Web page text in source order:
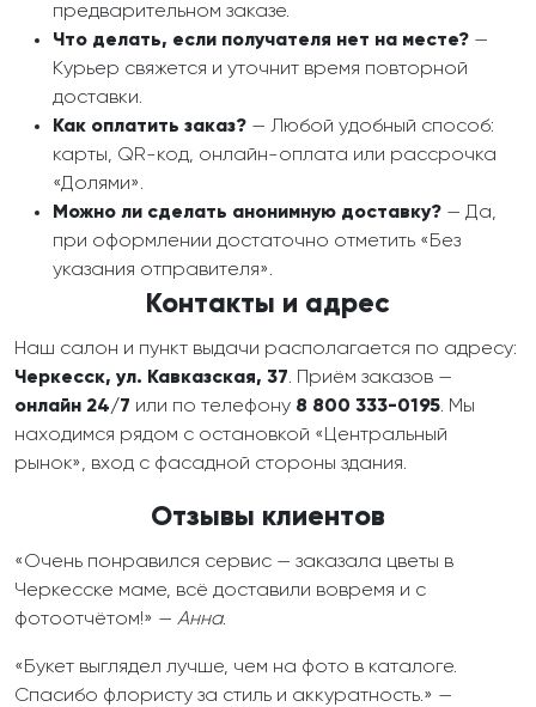
предварительном заказе.
Что делать, если получателя нет на месте? —
Курьер свяжется и уточнит время повторной
доставки.
Как оплатить заказ? — Любой удобный способ:
карты, QR-код, онлайн-оплата или рассрочка
«Долями».
Можно ли сделать анонимную доставку? — Да,
при оформлении достаточно отметить «Без
указания отправителя».
Контакты и адрес
Наш салон и пункт выдачи располагается по адресу:
Черкесск, ул. Кавказская, 37. Приём заказов —
онлайн 24/7 или по телефону 8 800 333-0195. Мы
находимся рядом с остановкой «Центральный
рынок», вход с фасадной стороны здания.
Отзывы клиентов
«Очень понравился сервис — заказала цветы в
Черкесске маме, всё доставили вовремя и с
фотоотчётом!» — Анна.
«Букет выглядел лучше, чем на фото в каталоге.
Спасибо флористу за стиль и аккуратность.» —